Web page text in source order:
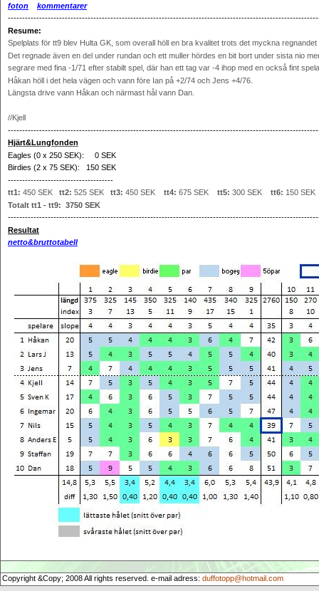
foton
kommentarer
Resume:
Spelplats för tt9 blev Hulta GK, som overall höll en bra kvalitet trots det myckna
Det regnade även en del under rundan och ett muller hördes en bit bort under sista nio
segrare med fina -1/71 efter stabilt spel, där han ett tag var -4 ihop med en också fint
Håkan höll i det hela vägen och vann före Ian på +2/74 och Jens +4/76.
Längsta drive vann Håkan och närmast hål vann Dan.
//Kjell
Hjärt&Lungfonden
Eagles (0 x 250 SEK): 0 SEK
Birdies (2 x 75 SEK): 150 SEK
-------------------------------------
tt1: 450 SEK tt2: 525 SEK tt3: 450 SEK tt4: 675 SEK tt5: 300 SEK tt6: 150
Totalt tt1 - tt9: 3750 SEK
Resultat
netto&bruttotabell
Copyright &Copy; 2008 All rights reserved. e-mail adress: duffotopp@hotmail.com